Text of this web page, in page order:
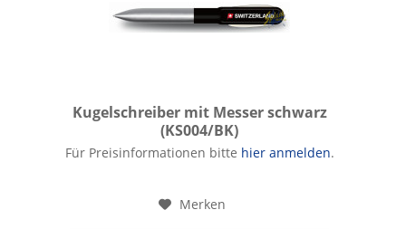
Kugelschreiber mit Messer schwarz
(KS004/BK)
Kugelschreiber mit Messer schwarz
Für Preisinformationen bitte hier anmelden.
Merken